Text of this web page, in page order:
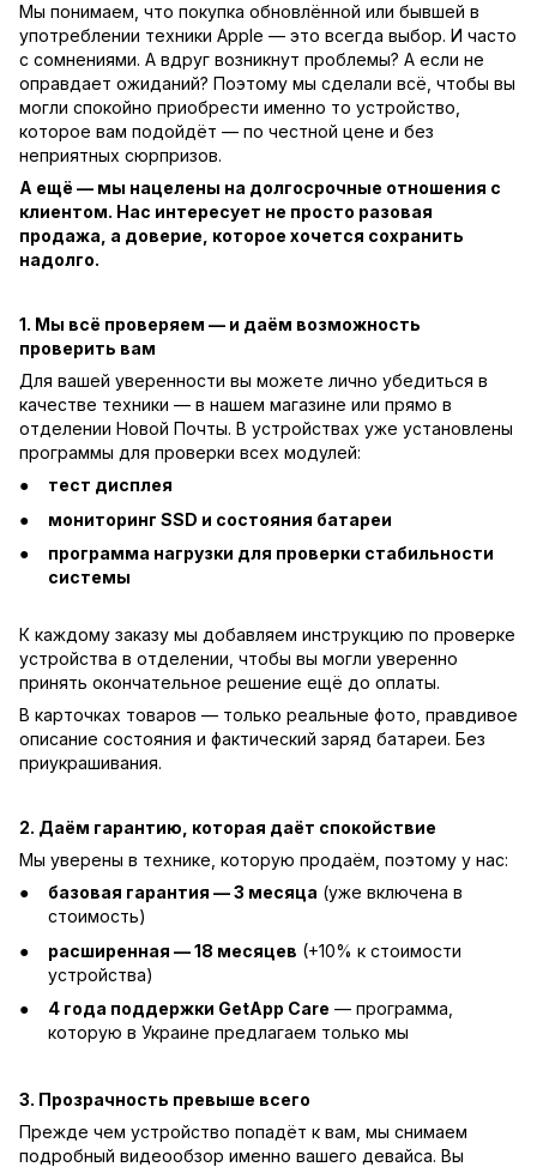
Мы понимаем, что покупка обновлённой или бывшей в
употреблении техники Apple — это всегда выбор. И часто
с сомнениями. А вдруг возникнут проблемы? А если не
оправдает ожиданий? Поэтому мы сделали всё, чтобы вы
могли спокойно приобрести именно то устройство,
которое вам подойдёт — по честной цене и без
неприятных сюрпризов.
А ещё — мы нацелены на долгосрочные отношения с
клиентом. Нас интересует не просто разовая
продажа, а доверие, которое хочется сохранить
надолго.
1. Мы всё проверяем — и даём возможность
проверить вам
Для вашей уверенности вы можете лично убедиться в
качестве техники — в нашем магазине или прямо в
отделении Новой Почты. В устройствах уже установлены
программы для проверки всех модулей:
тест дисплея
мониторинг SSD и состояния батареи
программа нагрузки для проверки стабильности
системы
К каждому заказу мы добавляем инструкцию по проверке
устройства в отделении, чтобы вы могли уверенно
принять окончательное решение ещё до оплаты.
В карточках товаров — только реальные фото, правдивое
описание состояния и фактический заряд батареи. Без
приукрашивания.
2. Даём гарантию, которая даёт спокойствие
Мы уверены в технике, которую продаём, поэтому у нас:
базовая гарантия — 3 месяца (уже включена в
стоимость)
расширенная — 18 месяцев (+10% к стоимости
устройства)
4 года поддержки GetApp Care — программа,
которую в Украине предлагаем только мы
3. Прозрачность превыше всего
Прежде чем устройство попадёт к вам, мы снимаем
подробный видеообзор именно вашего девайса. Вы